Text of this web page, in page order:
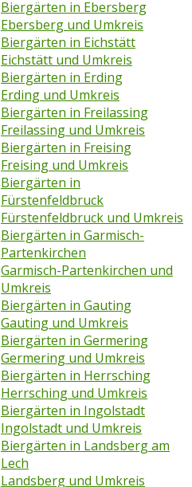
Biergärten in Ebersberg
Ebersberg und Umkreis
Biergärten in Eichstätt
Eichstätt und Umkreis
Biergärten in Erding
Erding und Umkreis
Biergärten in Freilassing
Freilassing und Umkreis
Biergärten in Freising
Freising und Umkreis
Biergärten in
Fürstenfeldbruck
Fürstenfeldbruck und Umkreis
Biergärten in Garmisch-
Partenkirchen
Garmisch-Partenkirchen und
Umkreis
Biergärten in Gauting
Gauting und Umkreis
Biergärten in Germering
Germering und Umkreis
Biergärten in Herrsching
Herrsching und Umkreis
Biergärten in Ingolstadt
Ingolstadt und Umkreis
Biergärten in Landsberg am
Lech
Landsberg und Umkreis